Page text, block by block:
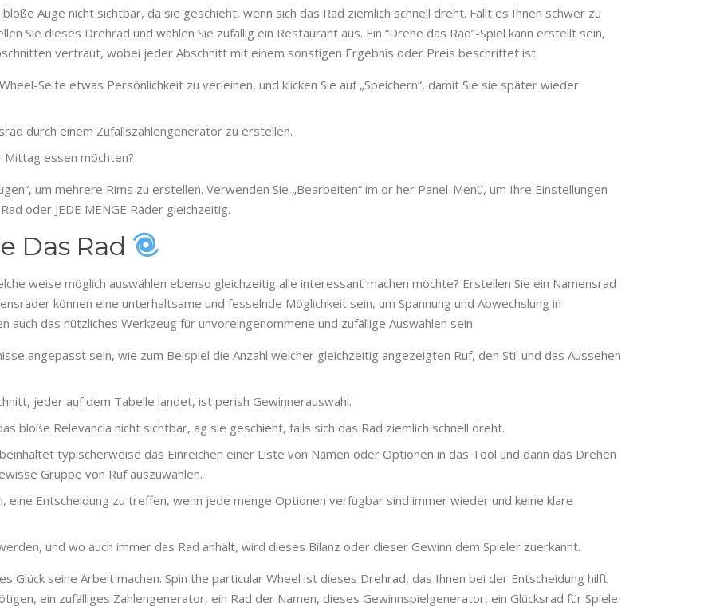
Auge nicht sichtbar, da sie geschieht, wenn sich das Rad ziemlich schnell dreht. Fällt es Ihnen schwer zu
Sie dieses Drehrad und wählen Sie zufällig ein Restaurant aus. Ein “Drehe das Rad”-Spiel kann erstellt sein,
vertraut, wobei jeder Abschnitt mit einem sonstigen Ergebnis oder Preis beschriftet ist.
Seite etwas Persönlichkeit zu verleihen, und klicken Sie auf „Speichern“, damit Sie sie später wieder
durch einem Zufallszahlengenerator zu erstellen.
Mittag essen möchten?
um mehrere Rims zu erstellen. Verwenden Sie „Bearbeiten“ im or her Panel-Menü, um Ihre Einstellungen
oder JEDE MENGE Räder gleichzeitig.
Das Rad
weise möglich auswählen ebenso gleichzeitig alle interessant machen möchte? Erstellen Sie ein Namensrad
können eine unterhaltsame und fesselnde Möglichkeit sein, um Spannung und Abwechslung in
auch das nützliches Werkzeug für unvoreingenommene und zufällige Auswahlen sein.
angepasst sein, wie zum Beispiel die Anzahl welcher gleichzeitig angezeigten Ruf, den Stil und das Aussehen
jeder auf dem Tabelle landet, ist perish Gewinnerauswahl.
bloße Relevancia nicht sichtbar, ag sie geschieht, falls sich das Rad ziemlich schnell dreht.
typischerweise das Einreichen einer Liste von Namen oder Optionen in das Tool und dann das Drehen
Gruppe von Ruf auszuwählen.
eine Entscheidung zu treffen, wenn jede menge Optionen verfügbar sind immer wieder und keine klare
und wo auch immer das Rad anhält, wird dieses Bilanz oder dieser Gewinn dem Spieler zuerkannt.
Glück seine Arbeit machen. Spin the particular Wheel ist dieses Drehrad, das Ihnen bei der Entscheidung hilft
ein zufälliges Zahlengenerator, ein Rad der Namen, dieses Gewinnspielgenerator, ein Glücksrad für Spiele